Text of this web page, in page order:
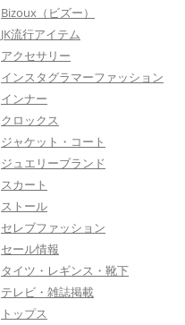
Bizoux（ビズー）
JK流行アイテム
アクセサリー
インスタグラマーファッション
インナー
クロックス
ジャケット・コート
ジュエリーブランド
スカート
ストール
セレブファッション
セール情報
タイツ・レギンス・靴下
テレビ・雑誌掲載
トップス